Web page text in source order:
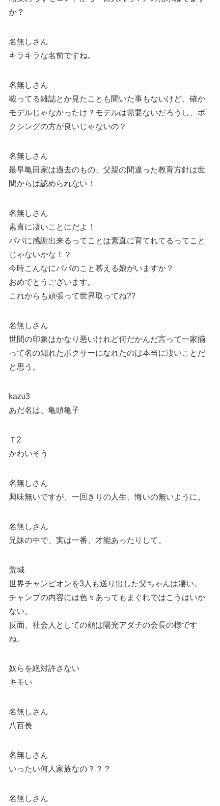
か？
名無しさん
キラキラな名前ですね。
名無しさん
載ってる雑誌とか見たことも聞いた事もないけど、確か
モデルじゃなかったけ？モデルは需要ないだろうし、ボ
クシングの方が良いじゃないの？
名無しさん
最早亀田家は過去のもの、父親の間違った教育方針は世
間からは認められない！
名無しさん
素直に凄いことにだよ！
パパに感謝出来るってことは素直に育てれてるってこと
じゃないかな！？
今時こんなにパパのこと慕える娘がいますか？
おめでとうございます。
これからも頑張って世界取ってね??
名無しさん
世間の印象はかなり悪いけれど何だかんだ言って一家揃
って名の知れたボクサーになれたのは本当に凄いことだ
と思う。
kazu3
あだ名は、亀頭亀子
Ｔ2
かわいそう
名無しさん
興味無いですが、一回きりの人生、悔いの無いように。
名無しさん
兄妹の中で、実は一番、才能あったりして。
荒城
世界チャンピオンを3人も送り出した父ちゃんは凄い。
チャンプの内容には色々あってもまぐれではこうはいか
ない。
反面、社会人としての顔は陽光アダチの会長の様です
ね。
奴らを絶対許さない
キモい
名無しさん
八百長
名無しさん
いったい何人家族なの？？？
名無しさん